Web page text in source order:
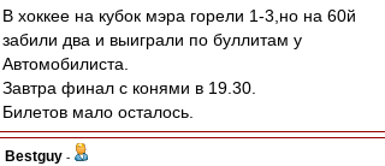
В хоккее на кубок мэра горели 1-3,но на 60й
забили два и выиграли по буллитам у
Автомобилиста.
Завтра финал с конями в 19.30.
Билетов мало осталось.
Bestguy -